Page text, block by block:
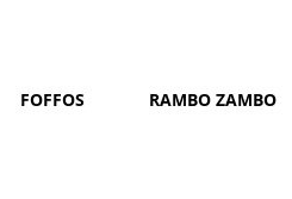
FOFFOS RAMBO ZAMBO